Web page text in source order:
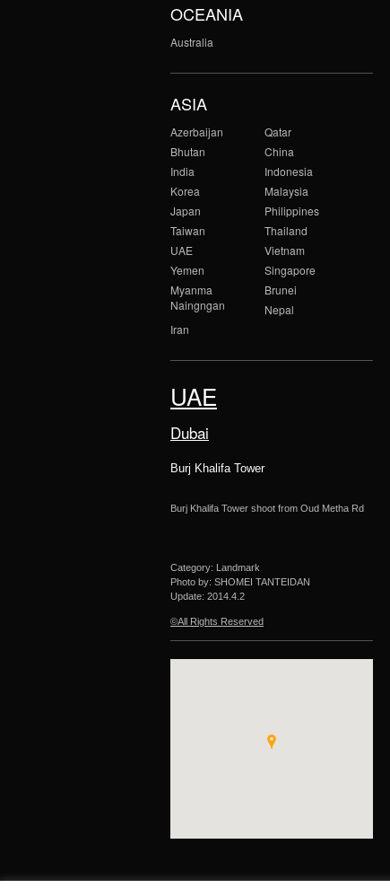
OCEANIA
Australia
ASIA
Azerbaijan
Qatar
Bhutan
China
India
Indonesia
Korea
Malaysia
Japan
Philippines
Taiwan
Thailand
UAE
Vietnam
Yemen
Singapore
Myanma
Naingngan
Brunei
Nepal
Iran
UAE
Dubai
Burj Khalifa Tower
Burj Khalifa Tower shoot from Oud Metha Rd
Category: Landmark
Photo by: SHOMEI TANTEIDAN
Update: 2014.4.2
©All Rights Reserved